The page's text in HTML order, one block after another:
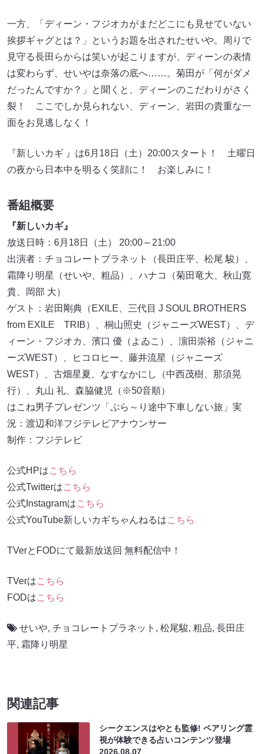
一方、「ディーン・フジオカがまだどこにも見せていない
挨拶ギャグとは？」というお題を出されたせいや。周りで
見守る長田らからは笑いが起こりますが、ディーンの表情
は変わらず、せいやは奈落の底へ……。菊田が「何がダメ
だったんですか？」と聞くと、ディーンのこだわりがさく
裂！ ここでしか見られない、ディーン、岩田の貴重な一
面をお見逃しなく！
『新しいカギ 』は6月18日（土）20:00スタート！ 土曜日
の夜から日本中を明るく笑顔に！ お楽しみに！
番組概要
『新しいカギ』
放送日時：6月18日（土） 20:00～21:00
出演者：チョコレートプラネット（長田庄平、松尾 駿）、
霜降り明星（せいや、粗品）、ハナコ（菊田竜大、秋山寛
貴、岡部 大）
ゲスト：岩田剛典（EXILE、三代目 J SOUL BROTHERS
from EXILE TRIB）、桐山照史（ジャニーズWEST）、デ
ィーン・フジオカ、濱口 優（よゐこ）、濵田崇裕（ジャニ
ーズWEST）、ヒコロヒー、藤井流星（ジャニーズ
WEST）、古畑星夏、なすなかにし（中西茂樹、那須晃
行）、丸山 礼、森脇健児（※50音順）
はこね男子プレゼンツ「ぶら～り途中下車しない旅」実
況：渡辺和洋フジテレビアナウンサー
制作：フジテレビ
公式HPはこちら
公式Twitterはこちら
公式Instagramはこちら
公式YouTube新しいカギちゃんねるはこちら
TVerとFODにて最新放送回 無料配信中！
TVerはこちら
FODはこちら
せいや, チョコレートプラネット , 松尾駿, 粗品, 長田庄
平, 霜降り明星
関連記事
シークエンスはやとも監修! ペアリング霊
視が体験できる占いコンテンツ登場
2026.08.07